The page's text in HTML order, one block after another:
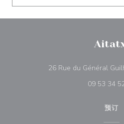
26 Rue du Général
09 53 34
预订